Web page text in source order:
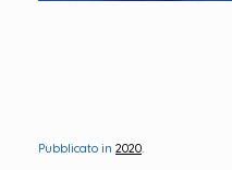
Pubblicato in 2020